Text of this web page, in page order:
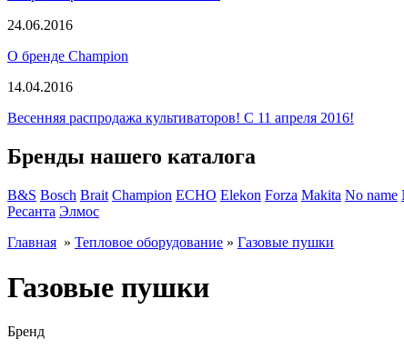
24.06.2016
О бренде Champion
14.04.2016
Весенняя распродажа культиваторов! С 11 апреля 2016!
Бренды нашего каталога
B&S Bosch Brait Champion ECHO Elekon Forza Makita No name
Ресанта Элмос
Главная » Тепловое оборудование » Газовые пушки
Газовые пушки
Бренд